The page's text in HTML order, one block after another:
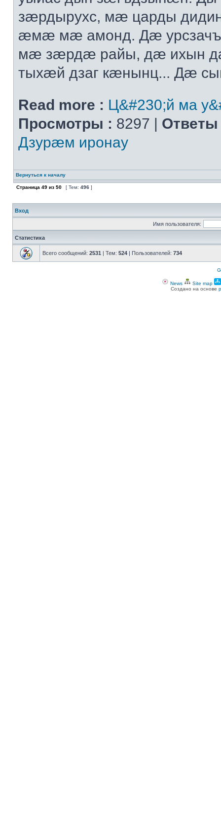
зæрдырухс, мæ царды
æмæ мæ амонд. Дæ
мæ зæрдæ райы, дæ ихын
тыхæй дзаг кæнынц... Дæ
Read more : Ц&#230;й ма
Просмотры : 8297 | Ответы
Дзурæм иронау
Вернуться к началу
Страница 49 из 50 [ Тем: 496 ]
Вход
Имя пользователя:
Статистика
Всего сообщений: 2531 | Тем: 524 | Пользователей: 734
News Site map
Создано на основе